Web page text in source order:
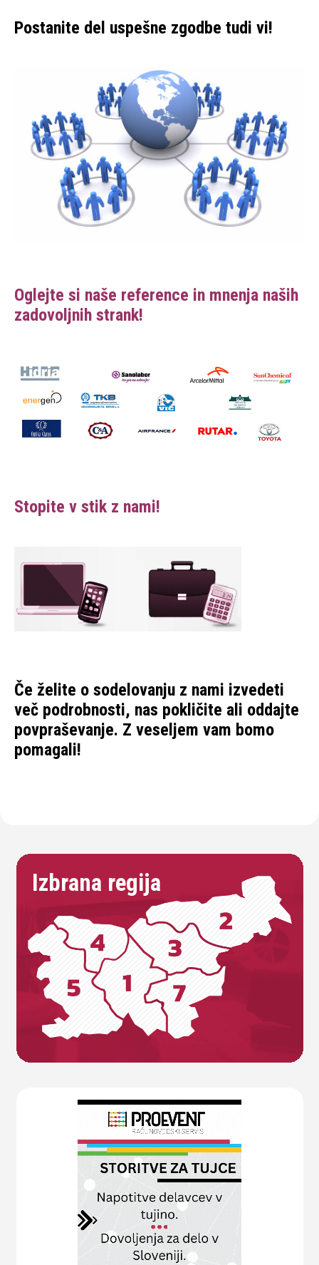
Postanite del uspešne zgodbe tudi vi!
Oglejte si naše reference in mnenja naših
zadovoljnih strank!
Stopite v stik z nami!
Če želite o sodelovanju z nami izvedeti
več podrobnosti, nas pokličite ali oddajte
povpraševanje. Z veseljem vam bomo
pomagali!
Izbrana regija